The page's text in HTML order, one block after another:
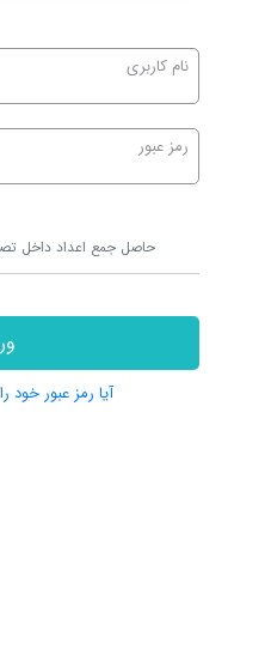
نام کاربری
رمز عبور
آیا رمز عبور خود